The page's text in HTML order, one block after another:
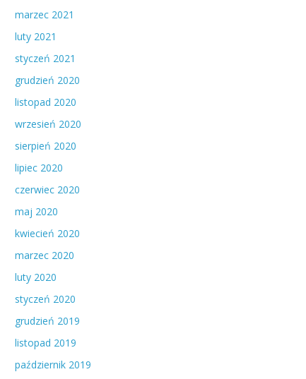
marzec 2021
luty 2021
styczeń 2021
grudzień 2020
listopad 2020
wrzesień 2020
sierpień 2020
lipiec 2020
czerwiec 2020
maj 2020
kwiecień 2020
marzec 2020
luty 2020
styczeń 2020
grudzień 2019
listopad 2019
październik 2019